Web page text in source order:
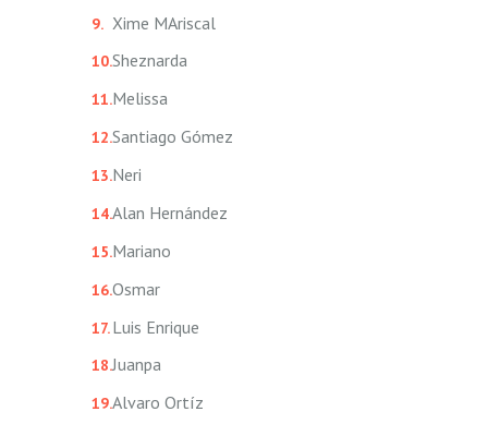
Xime MAriscal
Sheznarda
Melissa
Santiago Gómez
Neri
Alan Hernández
Mariano
Osmar
Luis Enrique
Juanpa
Alvaro Ortíz